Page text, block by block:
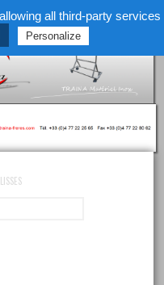
all third-party services
Personalize